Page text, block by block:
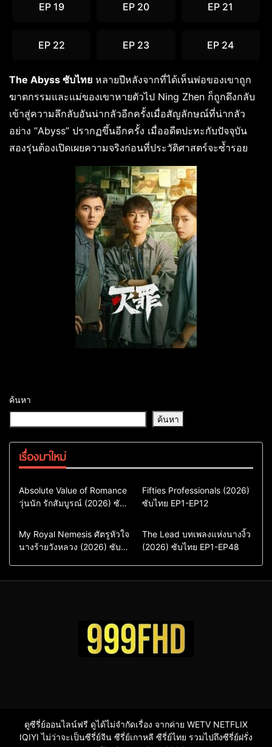
EP 19 EP 20 EP 21
EP 22 EP 23 EP 24
The Abyss ซับไทย หลายปีหลังจากที่ได้เห็นพ่อของเขาถูก
ฆาตกรรมและแม่ของเขาหายตัวไป Ning Zhen ก็ถูกดึงกลับ
เข้าสู่ความลึกลับอันน่ากลัวอีกครั้งเมื่อสัญลักษณ์ที่น่ากลัว
อย่าง “Abyss” ปรากฏขึ้นอีกครั้ง เมื่ออดีตปะทะกับปัจจุบัน
สองรุ่นต้องเปิดเผยความจริงก่อนที่ประวัติศาสตร์จะซ้ำรอย
ค้นหา
ค้นหา
เรื่องมาใหม่
Comedy
Drama
ซีรี่ย์เกาหลี
ซีรี่ย์เกาหลีพากย์ไทย
Absolute Value of Romance
วุ่นนัก รักสัมบูรณ์ (2026) ซับ
Action & Adventure
Comedy
Drama
ซีรี่ย์เกาหลีซับไทย
Fifties Professionals (2026)
ซับไทย EP1-EP12
Comedy
Drama
Sci-Fi & Fantasy
My Royal Nemesis ศัตรูหัวใจ
นางร้ายวังหลวง (2026) ซับ
Drama
ซีรี่ย์จีน
ซีรี่ย์จีนซับไทย
The Lead บทเพลงแห่งนางงิ้ว
(2026) ซับไทย EP1-EP48
ดูซีรี่ย์ออนไลน์ฟรี ดูได้ไม่จำกัดเรื่อง จากค่าย WETV NETFLIX
IQIYI ไม่ว่าจะเป็นซีรี่ย์จีน ซีรี่ย์เกาหลี ซีรี่ย์ไทย รวมไปถึงซีรี่ย์ฝรั่ง